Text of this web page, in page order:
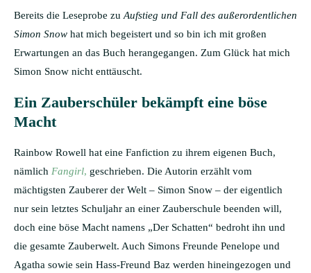
Bereits die Leseprobe zu Aufstieg und Fall des außerordentlichen
Simon Snow hat mich begeistert und so bin ich mit großen
Erwartungen an das Buch herangegangen. Zum Glück hat mich
Simon Snow nicht enttäuscht.
Ein Zauberschüler bekämpft eine böse
Macht
Rainbow Rowell hat eine Fanfiction zu ihrem eigenen Buch,
nämlich Fangirl, geschrieben. Die Autorin erzählt vom
mächtigsten Zauberer der Welt – Simon Snow – der eigentlich
nur sein letztes Schuljahr an einer Zauberschule beenden will,
doch eine böse Macht namens „Der Schatten“ bedroht ihn und
die gesamte Zauberwelt. Auch Simons Freunde Penelope und
Agatha sowie sein Hass-Freund Baz werden hineingezogen und